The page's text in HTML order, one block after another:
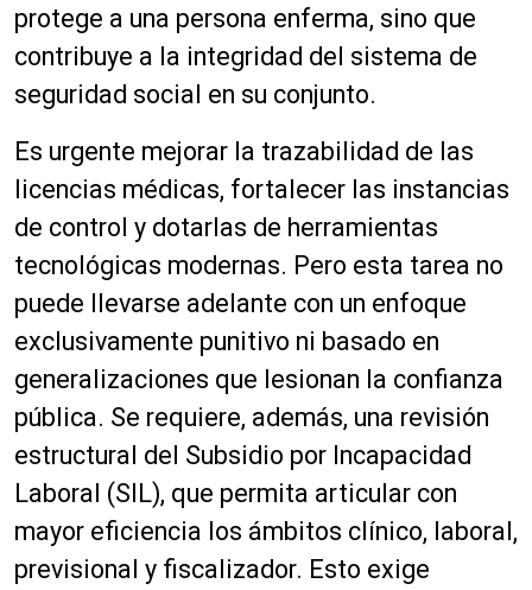
protege a una persona enferma, sino que
contribuye a la integridad del sistema de
seguridad social en su conjunto.
Es urgente mejorar la trazabilidad de las
licencias médicas, fortalecer las instancias
de control y dotarlas de herramientas
tecnológicas modernas. Pero esta tarea no
puede llevarse adelante con un enfoque
exclusivamente punitivo ni basado en
generalizaciones que lesionan la confianza
pública. Se requiere, además, una revisión
estructural del Subsidio por Incapacidad
Laboral (SIL), que permita articular con
mayor eficiencia los ámbitos clínico, laboral,
previsional y fiscalizador. Esto exige